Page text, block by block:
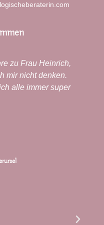
zu Frau Heinrich,
mir nicht denken.
alle immer super